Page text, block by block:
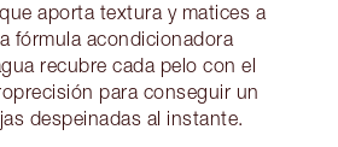
aporta textura y matices a
fórmula acondicionadora
recubre cada pelo con el
para conseguir un
despeinadas al instante.